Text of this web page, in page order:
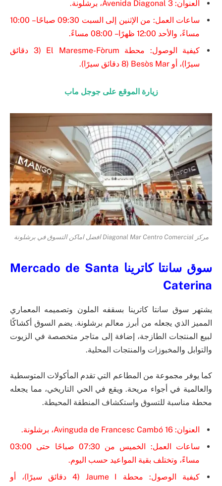
العنوان: Avenida Diagonal 3، برشلونة.
ساعات العمل: من الإثنين إلى السبت 09:30 صباحًا – 10:00
مساءً، والأحد 12:00 ظهرًا – 08:00 مساءً.
كيفية الوصول: محطة El Maresme-Fòrum (3 دقائق
سيرًا)، أو Besòs Mar (8 دقائق سيرًا).
زيارة الموقع على جوجل ماب
مركز Diagonal Mar Centro Comercial افضل اماكن التسوق في برشلونة
سوق سانتا كاترينا Mercado de Santa
Caterina
يشتهر سوق سانتا كاترينا بسقفه الملون وتصميمه المعماري
المميز الذي يجعله من أبرز معالم برشلونة. يضم السوق أكشاكًا
لبيع المنتجات الطازجة، إضافة إلى متاجر متخصصة في الزيوت
والتوابل والمخبوزات والمنتجات المحلية.
كما يوفر مجموعة من المطاعم التي تقدم المأكولات المتوسطية
والعالمية في أجواء مريحة. ويقع في الحي التاريخي، مما يجعله
محطة مناسبة للتسوق واستكشاف المنطقة المحيطة.
العنوان: Avinguda de Francesc Cambó 16، برشلونة.
ساعات العمل: الخميس من 07:30 صباحًا حتى 03:00
مساءً، وتختلف بقية المواعيد حسب اليوم.
كيفية الوصول: محطة Jaume I (4 دقائق سيرًا)، أو